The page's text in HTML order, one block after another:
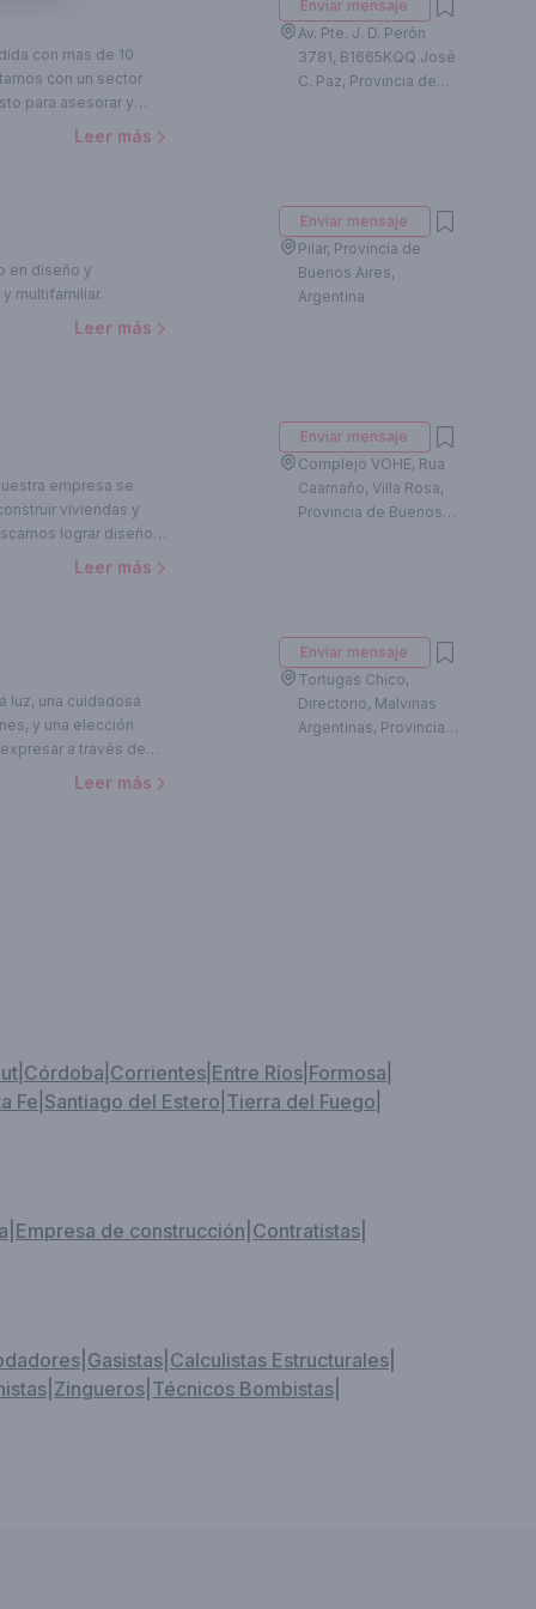
con todas las
Nada
y
la flexibilidad
Creamos
una traducción de su
con mas de 10
con un sector
para asesorar y
Contáctate con
Leer más
Enviar mensaje
Av. Pte. J. D. Perón
3781, B1665KQQ José
C. Paz, Provincia de
en diseño y
multifamiliar.
Leer más
Enviar mensaje
Pilar, Provincia de
Buenos Aires,
Argentina
empresa se
viviendas y
lograr diseños
mercado y altaLeer más
Enviar mensaje
Complejo VOHE, Rua
Caamaño, Villa Rosa,
Provincia de Buenos
luz, una cuidadosa
y una elección
a través de
del lugar, asi
de su
Leer más
Enviar mensaje
Tortugas Chico,
Directorio, Malvinas
Argentinas, Provincia
Córdoba Corrientes Entre Ríos Formosa
Fe Santiago del Estero Tierra del Fuego
Empresa de construcción Contratistas
Gasistas Calculistas Estructurales
Zingueros Técnicos Bombistas